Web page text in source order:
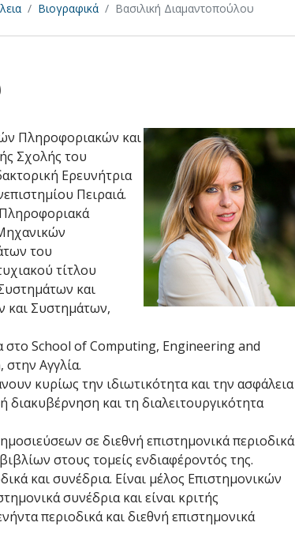
Βιογραφικά Βασιλική Διαμαντοπούλου
Πληροφοριακών και
Σχολής του
Ερευνήτρια
Πειραιά.
του
τίτλου
και
και Συστημάτων,
στο School of Computing, Engineering and
Αγγλία.
κυρίως την ιδιωτικότητα και την ασφάλεια
και τη διαλειτουργικότητα
σε διεθνή επιστημονικά περιοδικά
στους τομείς ενδιαφέροντός της.
και συνέδρια. Είναι μέλος Επιστημονικών
συνέδρια και είναι κριτής
περιοδικά και διεθνή επιστημονικά